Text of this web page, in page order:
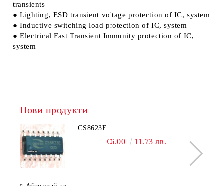
transients
● Lighting, ESD transient voltage protection of IC, system
● Inductive switching load protection of IC, system
● Electrical Fast Transient Immunity protection of IC,
system
Нови продукти
CS8623E
€6.00 11.73 лв.